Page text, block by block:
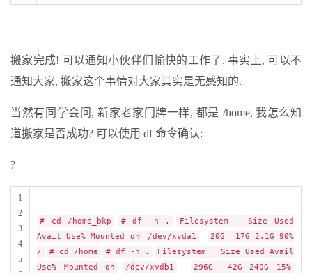
搬家完成! 可以通知小伙伴们愉快的工作了. 事实上, 可以不
通知大家, 搬家这个事情对大家其实是无感知的.
当然有同学会问, 新家老家门牌一样, 都是 /home, 我怎么知
道搬家是否成功? 可以使用 df 命令确认:
?
1
2
3
4
5
# cd /home_bkp # df -h .
Filesystem Size Used
Avail Use% Mounted on
/dev/xvda1
20G 17G 2.1G 90%
/
# cd /home # df -h .
Filesystem Size Used Avail
Use% Mounted on
/dev/xvdb1
296G 42G 240G 15%